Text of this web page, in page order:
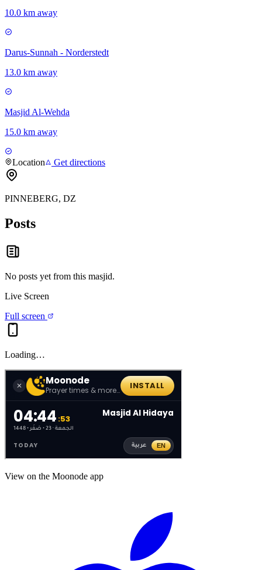
10.0 km away
Darus-Sunnah - Norderstedt
13.0 km away
Masjid Al-Wehda
15.0 km away
Location Get directions
PINNEBERG, DZ
Posts
No posts yet from this masjid.
Live Screen
Full screen
Loading…
View on the Moonode app